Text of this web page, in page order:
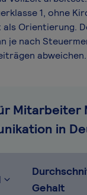
1, ohne
als Orientierung.
je nach
abweichen.
Mitarbeiter
in
Gehalt